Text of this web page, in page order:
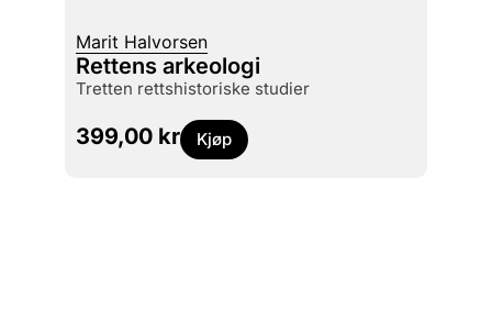
Marit Halvorsen
Rettens arkeologi
tretten rettshistoriske studier
399,00 kr Kjøp